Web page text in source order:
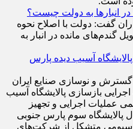
انبار‌ها به دولت چیست؟
گفت: دولت با اصلاح نحوه
گندم‌های مانده در انبار به
آسیب دیده پارس
و نوسازی صنایع ایران
بازسازی پالایشگاه آسیب
عملیات اجرایی و تجهیز
پالایشگاه سوم پارس جنوبی
کنسرسیومی متشکل از شرکت‌های